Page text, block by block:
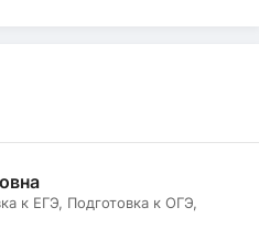
к ЕГЭ, Подготовка к ОГЭ,